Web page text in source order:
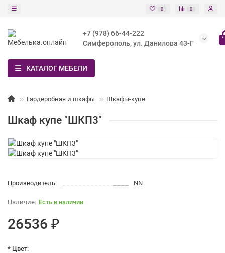
0 0
+7 (978) 66-44-222
Симферополь, ул. Данилова 43-Г
КАТАЛОГ МЕБЕЛИ
Гардеробная и шкафы Шкафы-купе
Шкаф купе "ШКП3"
Производитель: NN
Есть в наличии
26536 ₽
* Цвет: